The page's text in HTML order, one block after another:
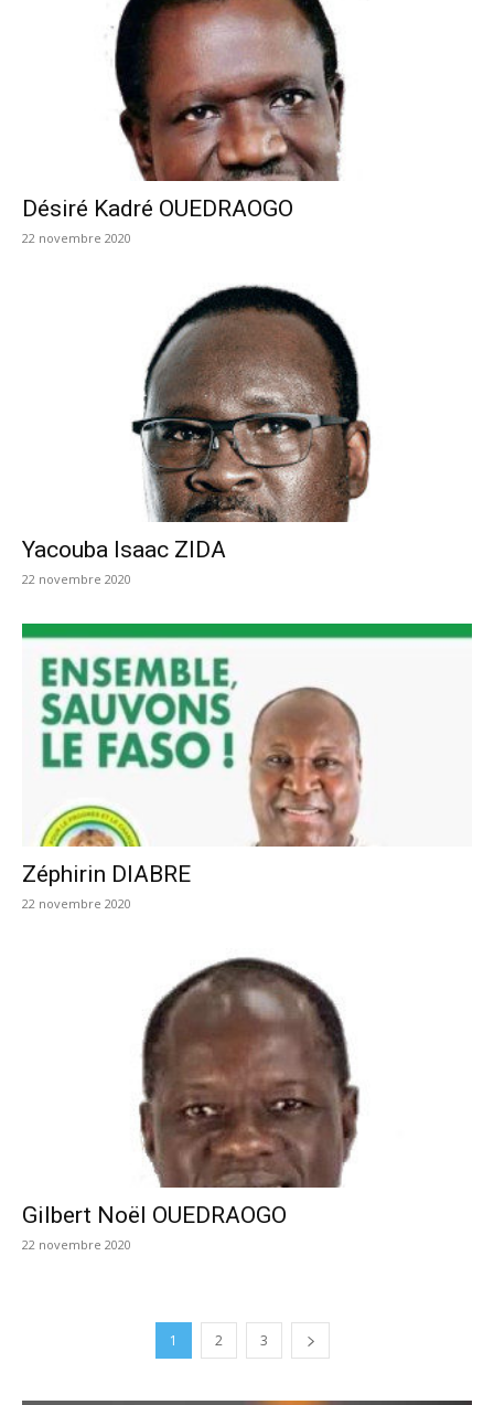
Désiré Kadré OUEDRAOGO
22 novembre 2020
Yacouba Isaac ZIDA
22 novembre 2020
Zéphirin DIABRE
22 novembre 2020
Gilbert Noël OUEDRAOGO
22 novembre 2020
1 2 3